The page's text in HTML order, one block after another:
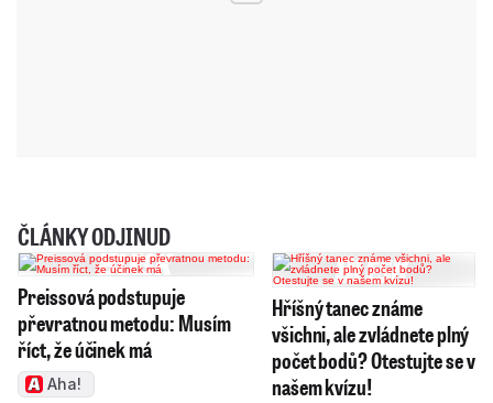
ČLÁNKY ODJINUD
Preissová podstupuje
převratnou metodu: Musím
říct, že účinek má
Aha!
Hříšný tanec známe
všichni, ale zvládnete plný
počet bodů? Otestujte se v
našem kvízu!